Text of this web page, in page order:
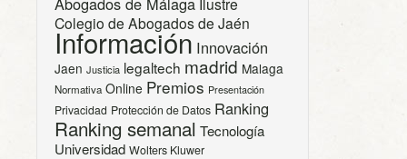
Colegio de Abogados de Jaén
Información Innovación
Jaen Justicia legaltech madrid Malaga
Normativa Online Premios Presentación
Privacidad Protección de Datos Ranking
Ranking semanal Tecnología
Universidad Wolters Kluwer